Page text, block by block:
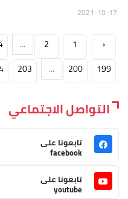
‹
1
2
...
199
200
...
203
التواصل الاجتماعي
تابعونا على
facebook
تابعونا على
youtube